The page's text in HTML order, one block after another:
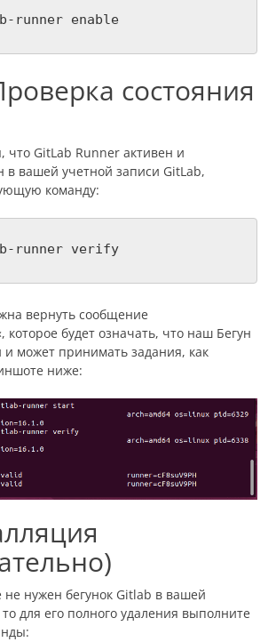
runner enable
состояния
что GitLab Runner активен и
в вашей учетной записи GitLab,
команду:
runner verify
вернуть сообщение
которое будет означать, что наш Бегун
и может принимать задания, как
ниже:
нужен бегунок Gitlab в вашей
для его полного удаления выполните